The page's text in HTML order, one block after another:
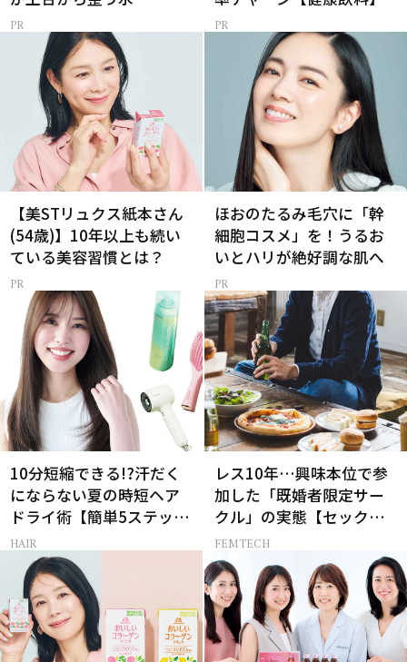
【美STリュクス紙本さん
(54歳)】10年以上も続い
ている美容習慣とは？
ほおのたるみ毛穴に「幹
細胞コスメ」を！うるお
いとハリが絶好調な肌へ
10分短縮できる!?汗だく
にならない夏の時短ヘア
ドライ術【簡単5ステッ
プ】
HAIR
レス10年…興味本位で参
加した「既婚者限定サー
クル」の実態【セックス
レス AND THE CITY -女た
ちの告白-】
FEMTECH